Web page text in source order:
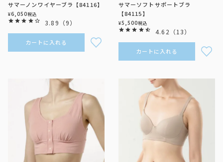
サマーノンワイヤーブラ【84116】
¥6,050税込
3.89 （9）
カートに入れる
サマーソフトサポートブラ
【84115】
¥5,500税込
4.62 （13）
カートに入れる